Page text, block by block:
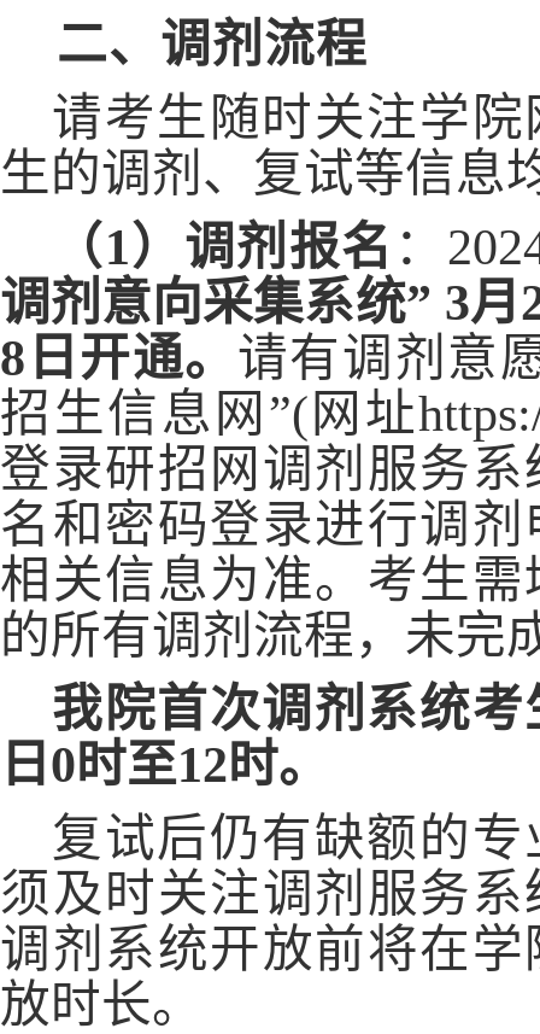
二、调剂流程
请考生随时关注学
生的调剂、复试等信息
（1）调剂报名 ：
调剂意向采集系统” 3
8日开通。 请有调剂意
招生信息网”(网址
登录研招网调剂服务
名和密码登录进行调
相关信息为准。考生
的所有调剂流程，未完
我院首次调剂系统
日0时至12时。
复试后仍有缺额的
须及时关注调剂服务
调剂系统开放前将在
放时长。